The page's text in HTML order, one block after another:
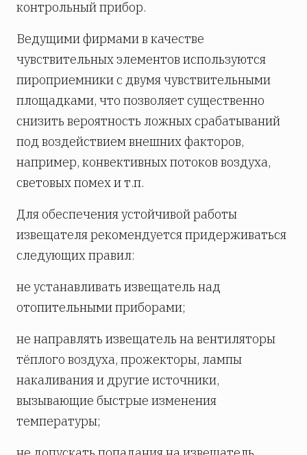
контрольный прибор.
Ведущими фирмами в качестве
чувствительных элементов используются
пироприемники с двумя чувствительными
площадками, что позволяет существенно
снизить вероятность ложных срабатываний
под воздействием внешних факторов,
например, конвективных потоков воздуха,
световых помех и т.п.
Для обеспечения устойчивой работы
извещателя рекомендуется придерживаться
следующих правил:
не устанавливать извещатель над
отопительными приборами;
не направлять извещатель на вентиляторы
тёплого воздуха, прожекторы, лампы
накаливания и другие источники,
вызывающие быстрые изменения
температуры;